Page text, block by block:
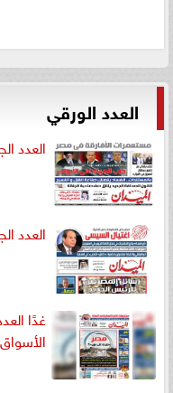
العدد الورقي
العدد
العدد
غدًا
الأسواق